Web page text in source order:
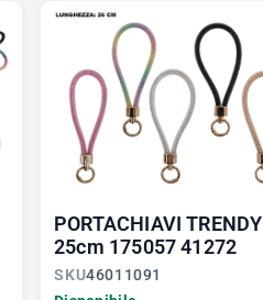
PORTACHIAVI TRENDY
25cm 175057 41272
SKU46011091